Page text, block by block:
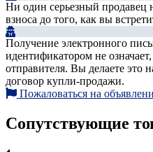
Ни один серьезный продавец
взноса до того, как вы
Получение электронного
идентификатором не
отправителя. Вы делаете это
договор купли-продажи.
Пожаловаться на
Сопутствующие